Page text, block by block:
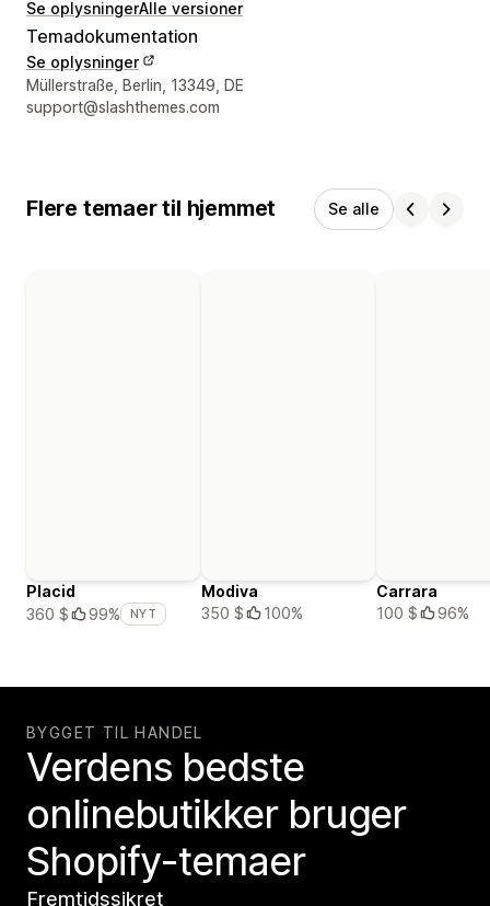
Se oplysningerAlle versioner
Temadokumentation
Se oplysninger
Se kontaktoplysninger
Müllerstraße, Berlin, 13349, DE
support@slashthemes.com
Flere temaer til hjemmet Se alle
Placid
360 $
99% NYT
Modiva
350 $
100%
Carrara
100 $
96%
BYGGET TIL HANDEL
Verdens bedste
onlinebutikker bruger
Shopify-temaer
Fremtidssikret